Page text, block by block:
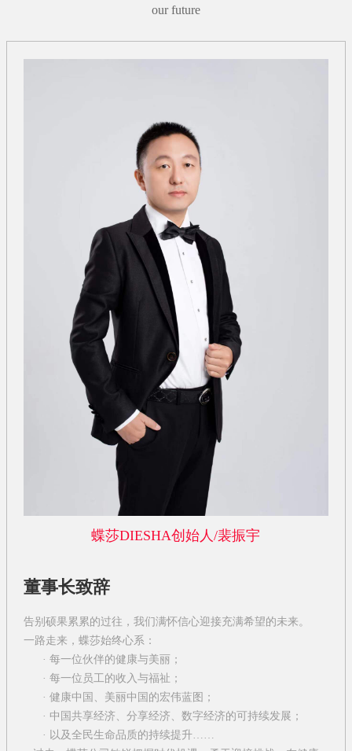
our future
蝶莎DIESHA创始人/裴振宇
董事长致辞
告别硕果累累的过往，我们满怀信心迎接充满希望的未来。
一路走来，蝶莎始终心系：
·每一位伙伴的健康与美丽；
·每一位员工的收入与福祉；
·健康中国、美丽中国的宏伟蓝图；
· 中国共享经济、分享经济、数字经济的可持续发展；
· 以及全民生命品质的持续提升……